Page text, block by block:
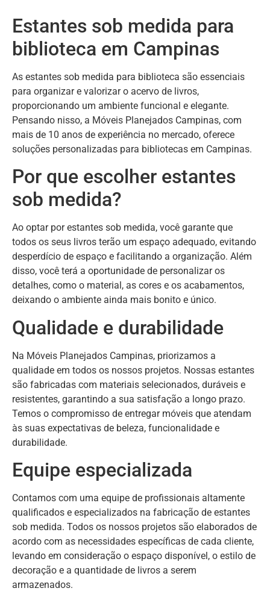
Estantes sob medida para
biblioteca em Campinas
As estantes sob medida para biblioteca são essenciais
para organizar e valorizar o acervo de livros,
proporcionando um ambiente funcional e elegante.
Pensando nisso, a Móveis Planejados Campinas, com
mais de 10 anos de experiência no mercado, oferece
soluções personalizadas para bibliotecas em Campinas.
Por que escolher estantes
sob medida?
Ao optar por estantes sob medida, você garante que
todos os seus livros terão um espaço adequado, evitando
desperdício de espaço e facilitando a organização. Além
disso, você terá a oportunidade de personalizar os
detalhes, como o material, as cores e os acabamentos,
deixando o ambiente ainda mais bonito e único.
Qualidade e durabilidade
Na Móveis Planejados Campinas, priorizamos a
qualidade em todos os nossos projetos. Nossas estantes
são fabricadas com materiais selecionados, duráveis e
resistentes, garantindo a sua satisfação a longo prazo.
Temos o compromisso de entregar móveis que atendam
às suas expectativas de beleza, funcionalidade e
durabilidade.
Equipe especializada
Contamos com uma equipe de profissionais altamente
qualificados e especializados na fabricação de estantes
sob medida. Todos os nossos projetos são elaborados de
acordo com as necessidades específicas de cada cliente,
levando em consideração o espaço disponível, o estilo de
decoração e a quantidade de livros a serem
armazenados.